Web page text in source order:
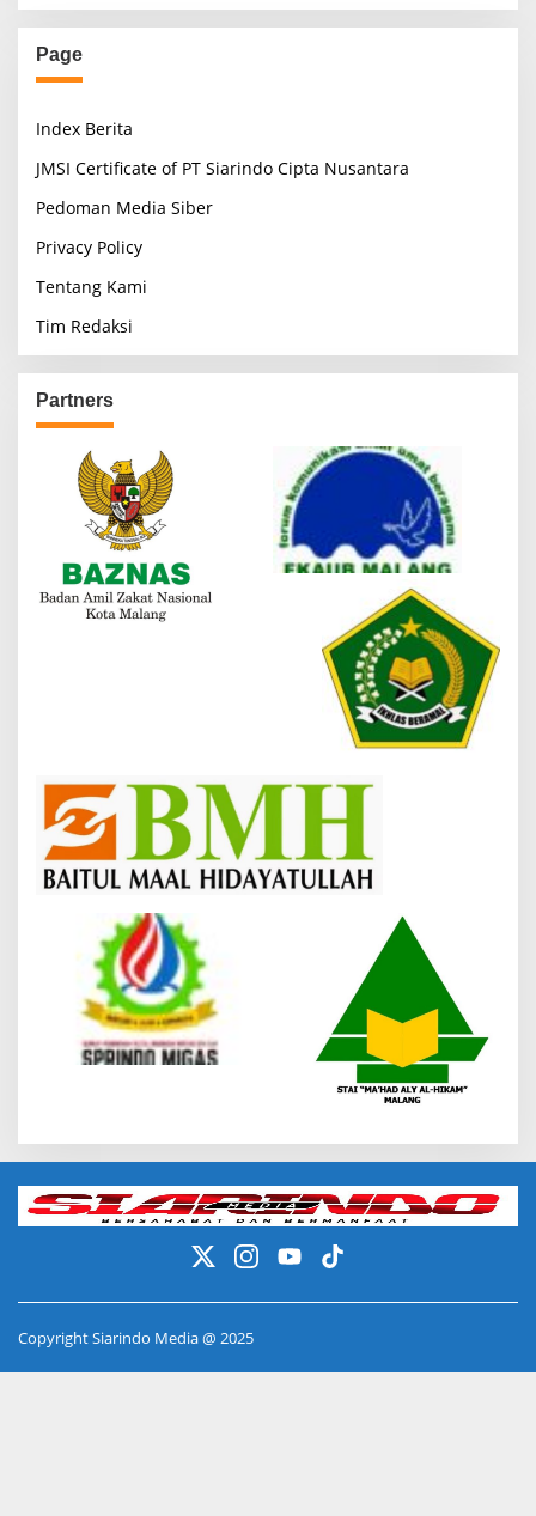
Page
Index Berita
JMSI Certificate of PT Siarindo Cipta Nusantara
Pedoman Media Siber
Privacy Policy
Tentang Kami
Tim Redaksi
Partners
Copyright Siarindo Media @ 2025